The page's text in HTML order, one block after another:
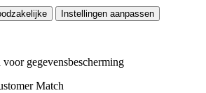
Instellingen aanpassen
gegevensbescherming
Match